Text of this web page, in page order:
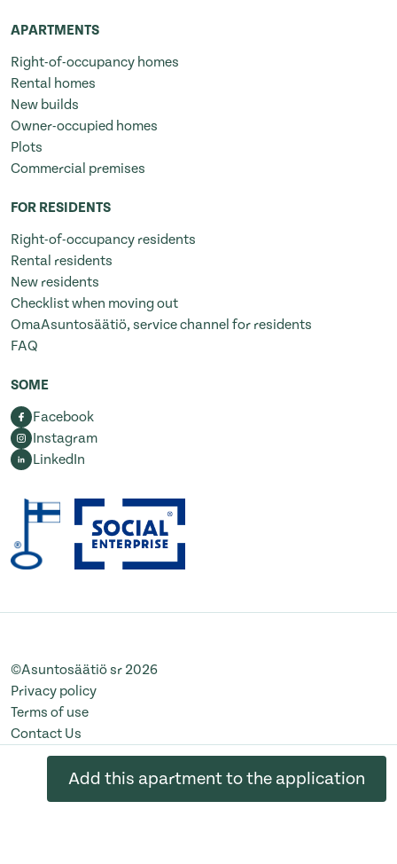
APARTMENTS
Right-of-occupancy homes
Rental homes
New builds
Owner-occupied homes
Plots
Commercial premises
FOR RESIDENTS
Right-of-occupancy residents
Rental residents
New residents
Checklist when moving out
OmaAsuntosäätiö, service channel for residents
FAQ
SOME
Facebook
Instagram
LinkedIn
©Asuntosäätiö sr 2026
Privacy policy
Terms of use
Contact Us
Change cookie settings
Add this apartment to the application